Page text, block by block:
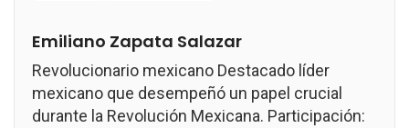
Emiliano Zapata Salazar
Revolucionario mexicano Destacado líder
mexicano que desempeñó un papel crucial
durante la Revolución Mexicana. Participación: